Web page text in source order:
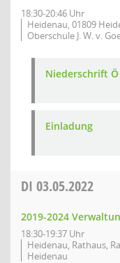
18:30-20:46 Uhr
Heidenau, 01809
Oberschule J. W. v.
Niederschrift Ö
Einladung
DI 03.05.2022
2019-2024
18:30-19:37 Uhr
Heidenau, Rathaus,
Heidenau